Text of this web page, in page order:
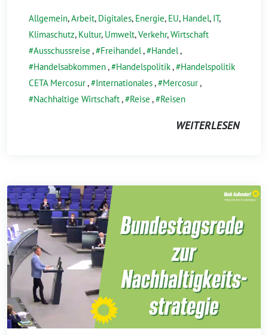
Allgemein,Arbeit, Digitales, Energie, EU, Handel, IT,
Klimaschutz, Kultur, Umwelt,Verkehr,Wirtschaft
Ausschussreise , Freihandel, Handel,
Handelsabkommen, Handelspolitik,
Handelspolitik
CETA Mercosur, Internationales, Mercosur,
Nachhaltige Wirtschaft, Reise , Reisen
WEITERLESEN